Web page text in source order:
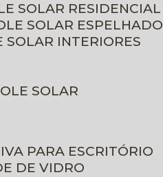
SOLAR RESIDENCIAL
SOLAR ESPELHADO
SOLAR INTERIORES
SOLAR
PARA ESCRITÓRIO
DE VIDRO